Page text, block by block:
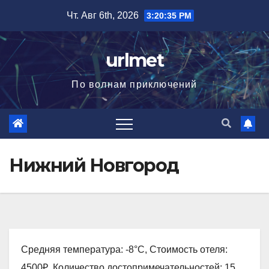
содержимому
Чт. Авг 6th, 2026 3:20:36 PM
urlmet
По волнам приключений
Нижний Новгород
Средняя температура: -8°C, Стоимость отеля: